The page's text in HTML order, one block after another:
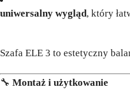
uniwersalny wygląd, który
Szafa ELE 3 to estetyczny
🔧 Montaż i użytkowanie